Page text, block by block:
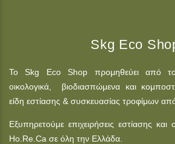
Skg Eco
Το Skg Eco Shop προμηθεύει από το
οικολογικά, βιοδιασπώμενα και
είδη εστίασης & συσκευασίας τροφίμων
Εξυπηρετούμε επιχειρήσεις εστίασης
Ho.Re.Ca σε όλη την Ελλάδα.